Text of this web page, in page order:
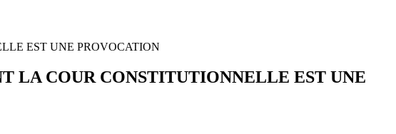
EST UNE PROVOCATION
LA COUR CONSTITUTIONNELLE EST UNE